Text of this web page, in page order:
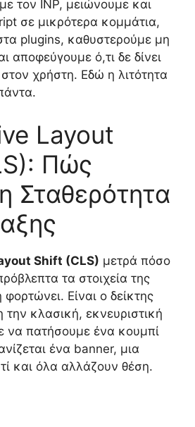
τον INP, μειώνουμε και
σε μικρότερα κομμάτια,
plugins, καθυστερούμε μη
αποφεύγουμε ό,τι δε δίνει
χρήστη. Εδώ η λιτότητα
Layout
Πώς
Σταθερότητα
Shift (CLS) μετρά πόσο
τα στοιχεία της
Είναι ο δείκτης
την κλασική, εκνευριστική
να πατήσουμε ένα κουμπί
ένα banner, μια
και όλα αλλάζουν θέση.